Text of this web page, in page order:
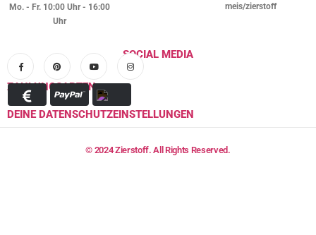
Mo. - Fr. 10:00 Uhr - 16:00
Uhr
meis/zierstoff
SOCIAL MEDIA
ZAHLUNGSARTEN
DEINE DATENSCHUTZEINSTELLUNGEN
© 2024 Zierstoff. All Rights Reserved.